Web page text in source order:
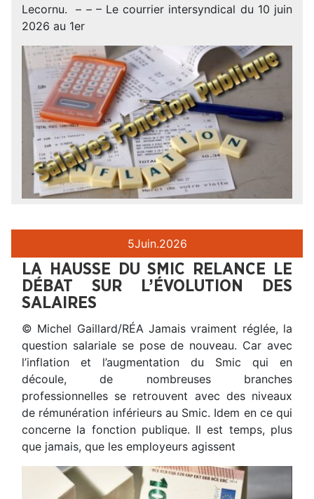
Lecornu. – – – Le courrier intersyndical du 10 juin
2026 au 1er
5Juin.2026
LA HAUSSE DU SMIC RELANCE LE
DÉBAT SUR L’ÉVOLUTION DES
SALAIRES
© Michel Gaillard/RÉA Jamais vraiment réglée, la
question salariale se pose de nouveau. Car avec
l’inflation et l’augmentation du Smic qui en
découle, de nombreuses branches
professionnelles se retrouvent avec des niveaux
de rémunération inférieurs au Smic. Idem en ce qui
concerne la fonction publique. Il est temps, plus
que jamais, que les employeurs agissent